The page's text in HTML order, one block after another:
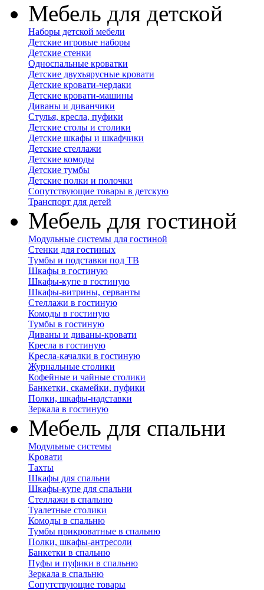
Мебель для детской
Наборы детской мебели
Детские игровые наборы
Детские стенки
Односпальные кроватки
Детские двухъярусные кровати
Детские кровати-чердаки
Детские кровати-машины
Диваны и диванчики
Стулья, кресла, пуфики
Детские столы и столики
Детские шкафы и шкафчики
Детские стеллажи
Детские комоды
Детские тумбы
Детские полки и полочки
Сопутствующие товары в детскую
Транспорт для детей
Мебель для гостиной
Модульные системы для гостиной
Стенки для гостиных
Тумбы и подставки под ТВ
Шкафы в гостиную
Шкафы-купе в гостиную
Шкафы-витрины, серванты
Стеллажи в гостиную
Комоды в гостиную
Тумбы в гостиную
Диваны и диваны-кровати
Кресла в гостиную
Кресла-качалки в гостиную
Журнальные столики
Кофейные и чайные столики
Банкетки, скамейки, пуфики
Полки, шкафы-надставки
Зеркала в гостиную
Мебель для спальни
Модульные системы
Кровати
Тахты
Шкафы для спальни
Шкафы-купе для спальни
Стеллажи в спальню
Туалетные столики
Комоды в спальню
Тумбы прикроватные в спальню
Полки, шкафы-антресоли
Банкетки в спальню
Пуфы и пуфики в спальню
Зеркала в спальню
Сопутствующие товары